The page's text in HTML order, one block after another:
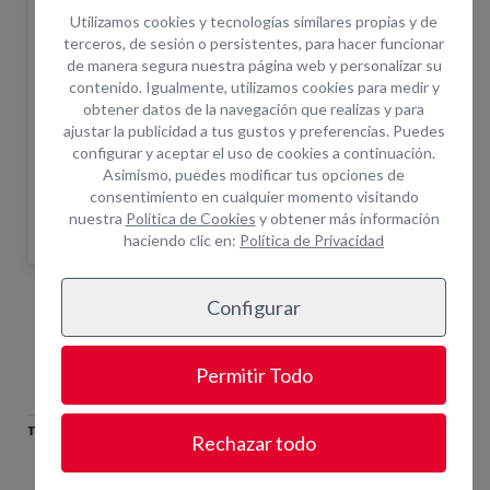
del equipo. Una vez realizada la solicitud un
asesor le confirmará disponibilidad.
¿Cuántas horas incluye el alquiler? + info
¿Por qué alquilar en Opein?
Trabajamos primeras marcas del mercado.
Más de 200 empleados para darte el soporte que
necesitas.
Asistencia técnica in situ y servicio de combustible.
Equipos Relacionados
MARTILLO18.0@1
Utilizamos cookies y tecnologías similares propias y de
terceros, de sesión o persistentes, para hacer funcionar
de manera segura nuestra página web y personalizar su
contenido. Igualmente, utilizamos cookies para medir y
obtener datos de la navegación que realizas y para
ajustar la publicidad a tus gustos y preferencias. Puedes
configurar y aceptar el uso de cookies a continuación.
Asimismo, puedes modificar tus opciones de
consentimiento en cualquier momento visitando
nuestra Política de Cookies y obtener más información
haciendo clic en: Política de Privacidad
Configurar
Permitir Todo
Rechazar todo